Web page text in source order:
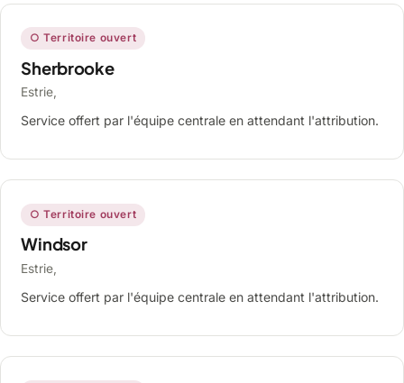
○ Territoire ouvert
Sherbrooke
Estrie,
Service offert par l'équipe centrale en attendant l'attribution.
○ Territoire ouvert
Windsor
Estrie,
Service offert par l'équipe centrale en attendant l'attribution.